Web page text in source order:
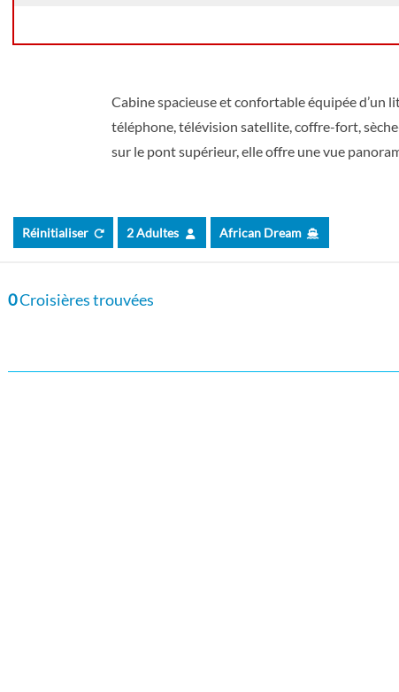
Cabine spacieuse et confortable équipée d’un
téléphone, télévision satellite, coffre-fort,
sur le pont supérieur, elle offre une vue
Réinitialiser 2 Adultes African Dream
0Croisières trouvées